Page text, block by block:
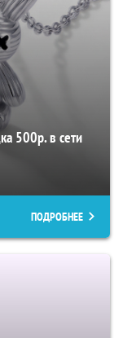
500р. в сети
ПОДРОБНЕЕ